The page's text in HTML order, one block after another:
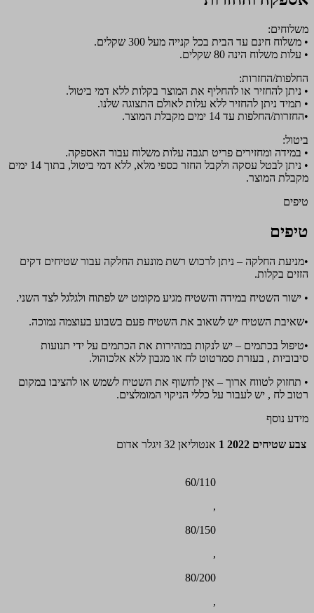
משלוחים:
• משלוח חינם עד הבית בכל קנייה מעל 300 שקלים.
• עלות משלוח הינה 80 שקלים.
החלפות/החזרות:
• ניתן להחזיר או להחליף את המוצר בקלות ללא דמי ביטול.
• תמיד ניתן להחזיר ללא עלות לאולם התצוגה שלנו.
•החזרות/החלפות עד 14 ימים מקבלת המוצר.
ביטול:
• במידה ומחזירים פריט תגבה עלות משלוח עבור האספקה.
• ניתן לבטל עסקה ולקבל החזר כספי מלא, ללא דמי ביטול, בתוך 14 ימים
מקבלת המוצר.
טיפים
טיפים
•מניעת החלקה – ניתן לרכוש רשת מונעת החלקה עבור שטיחים דקים
הזזים בקלות.
• ישור השטיח במידה והשטיח מגיע מקומט יש לפתוח ולגלגל לצד השני.
•שאיבת השטיח יש לשאוב את השטיח פעם בשבוע בעוצמה נמוכה.
•טיפול בכתמים – יש לנקות במהירות את הכתמים על ידי תנועות
סיבוביות , בעזרת סמרטוט לח או מגבון ללא אלכוהול.
• תחזוק לטווח ארוך – אין לחשוף את השטיח לשמש או להציבו במקום
רטוב לח , יש לעבור על כללי הניקוי המומלצים.
מידע נוסף
צבע שטיחים 2022 1 אנטוליאן 32 זיגלר אדום
60/110
,
80/150
,
80/200
,